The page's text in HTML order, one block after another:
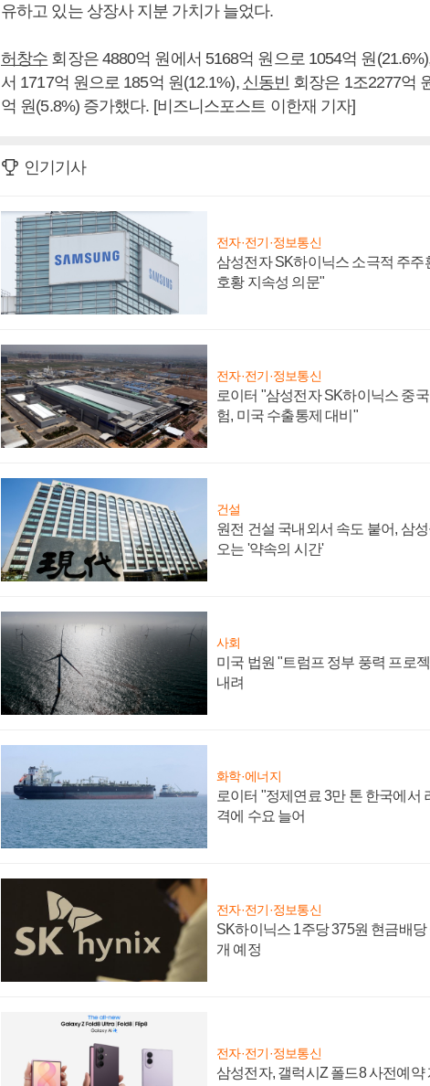
유하고 있는 상장사 지분 가치가 늘었다.
허창수 회장은 4880억 원에서 5168억 원으로 1054억 원
서 1717억 원으로 185억 원(12.1%), 신동빈 회장은 1조2277억
억 원(5.8%) 증가했다. [비즈니스포스트 이한재 기자]
인기기사
전자·전기·정보통신
삼성전자 SK하이닉스 소극적 주주
호황 지속성 의문"
전자·전기·정보통신
로이터 "삼성전자 SK하이닉스 중
험, 미국 수출통제 대비"
건설
원전 건설 국내외서 속도 붙어, 삼
오는 '약속의 시간'
사회
미국 법원 "트럼프 정부 풍력 프로
내려
화학·에너지
로이터 "정제연료 3만 톤 한국에서
격에 수요 늘어
전자·전기·정보통신
SK하이닉스 1주당 375원 현금배
개 예정
전자·전기·정보통신
삼성전자, 갤럭시Z 폴드8 사전예